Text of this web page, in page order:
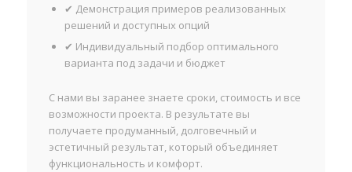
✔ Демонстрация примеров реализованных
решений и доступных опций
✔ Индивидуальный подбор оптимального
варианта под задачи и бюджет
С нами вы заранее знаете сроки, стоимость и все
возможности проекта. В результате вы
получаете продуманный, долговечный и
эстетичный результат, который объединяет
функциональность и комфорт.